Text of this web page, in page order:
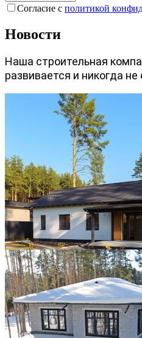
Согласие с политикой
Новости
Наша строительная
развивается и никогда
превращаем типовой
особенный дом